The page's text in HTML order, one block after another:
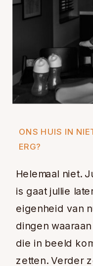
Helemaal niet.
is gaat jullie
eigenheid van
dingen
die in beeld
zetten. Verder
ONS HUIS IN
ERG?